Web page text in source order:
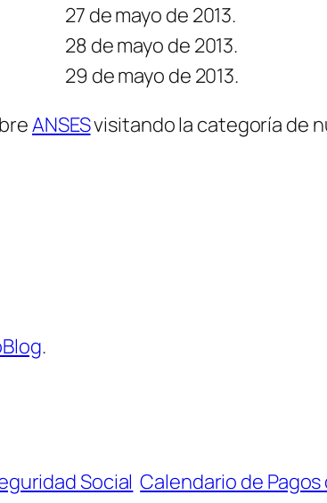
27 de mayo de 2013.
28 de mayo de 2013.
29 de mayo de 2013.
ANSESvisitando la categoría de
.
Social Calendario de Pagos